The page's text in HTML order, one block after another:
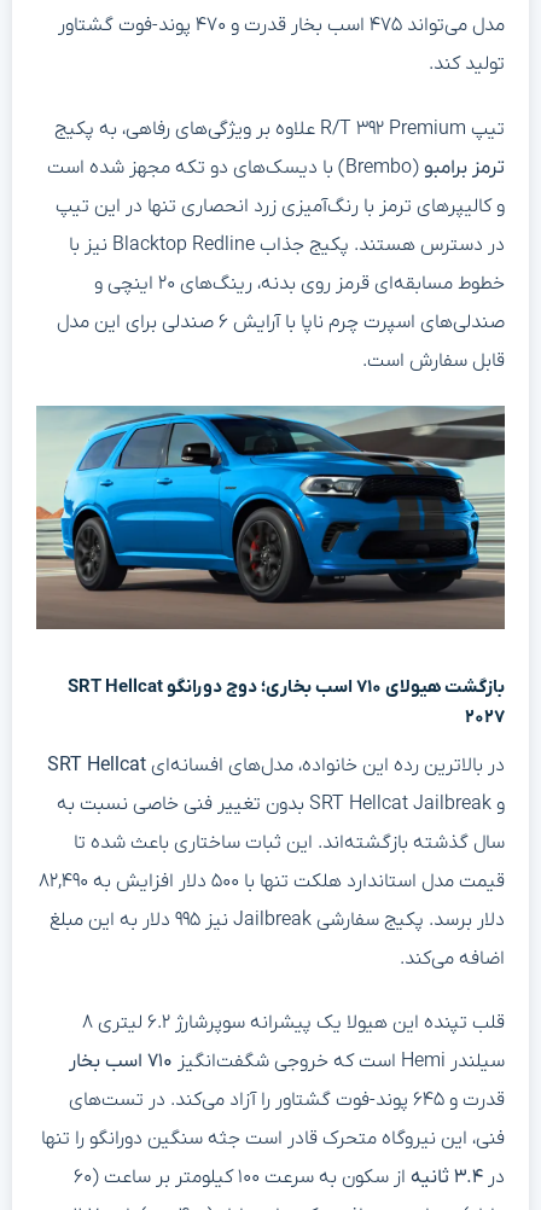
مدل می‌تواند ۴۷۵ اسب بخار قدرت و ۴۷۰ پوند-فوت گشتاور
تولید کند.
تیپ R/T ۳۹۲ Premium علاوه بر ویژگی‌های رفاهی، به پکیج
ترمز برامبو
(Brembo) با دیسک‌های دو تکه مجهز شده است
و کالیپرهای ترمز با رنگ‌آمیزی زرد انحصاری تنها در این تیپ
در دسترس هستند. پکیج جذاب Blacktop Redline نیز با
خطوط مسابقه‌ای قرمز روی بدنه، رینگ‌های ۲۰ اینچی و
صندلی‌های اسپرت چرم ناپا با آرایش ۶ صندلی برای این مدل
قابل سفارش است.
بازگشت هیولای ۷۱۰ اسب بخاری؛ دوج دورانگو SRT Hellcat
۲۰۲۷
در بالاترین رده این خانواده، مدل‌های افسانه‌ای SRT Hellcat
و SRT Hellcat Jailbreak بدون تغییر فنی خاصی نسبت به
سال گذشته بازگشته‌اند. این ثبات ساختاری باعث شده تا
قیمت مدل استاندارد هلکت تنها با ۵۰۰ دلار افزایش به ۸۲,۴۹۰
دلار برسد. پکیج سفارشی Jailbreak نیز ۹۹۵ دلار به این مبلغ
اضافه می‌کند.
قلب تپنده این هیولا یک پیشرانه سوپرشارژ ۶.۲ لیتری ۸
سیلندر Hemi است که خروجی شگفت‌انگیز
۷۱۰ اسب بخار
قدرت و ۶۴۵ پوند-فوت گشتاور را آزاد می‌کند. در تست‌های
فنی، این نیروگاه متحرک قادر است جثه سنگین دورانگو را تنها
در ۳.۴ ثانیه
از سکون به سرعت ۱۰۰ کیلومتر بر ساعت (۶۰